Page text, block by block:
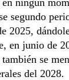
segundo
2025,
en junio de
se
del 2028.